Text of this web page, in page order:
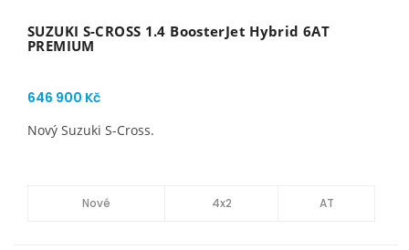
SUZUKI S-CROSS 1.4 BoosterJet Hybrid 6AT
PREMIUM
646 900 Kč
Nový Suzuki S-Cross.
Nové 4x2 AT